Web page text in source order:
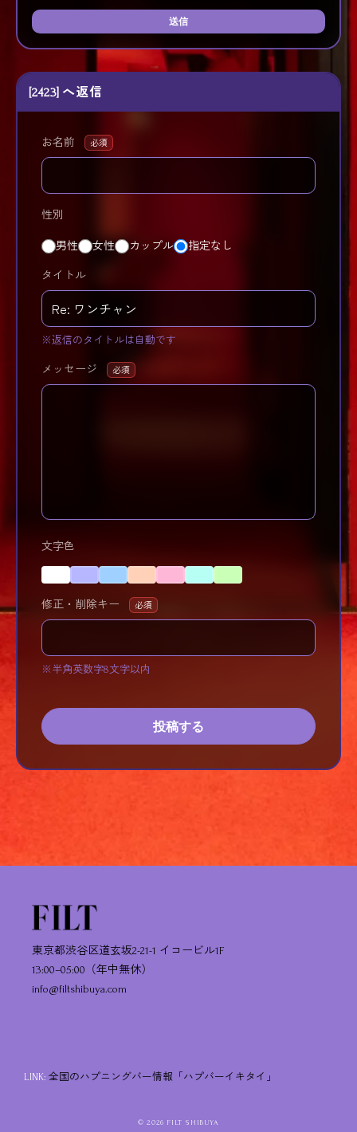
送信
[2423] へ返信
お名前 必須
性別
男性 女性 カップル 指定なし
タイトル
※返信のタイトルは自動です
メッセージ 必須
文字色
修正・削除キー 必須
※半角英数字8文字以内
投稿する
東京都渋谷区道玄坂2-21-1 イコービル1F
13:00–05:00（年中無休）
info@filtshibuya.com
LINK: 全国のハプニングバー情報「ハプバーイキタイ」
© 2026 FILT SHIBUYA